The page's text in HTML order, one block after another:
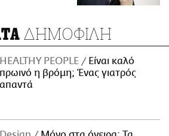
ΔΗΜΟΦΙΛΗ
HEALTHY PEOPLE
Είναι καλό
πρωινό η βρόμη; Ένας γιατρός
απαντά